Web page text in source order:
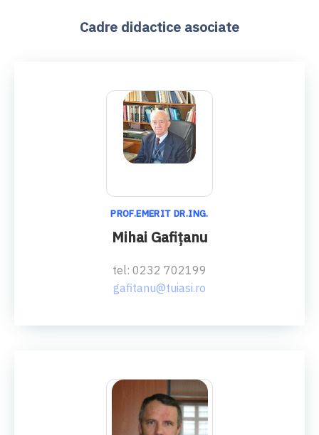
Cadre didactice asociate
PROF.EMERIT DR.ING.
Mihai Gafiţanu
tel: 0232 702199
gafitanu@tuiasi.ro